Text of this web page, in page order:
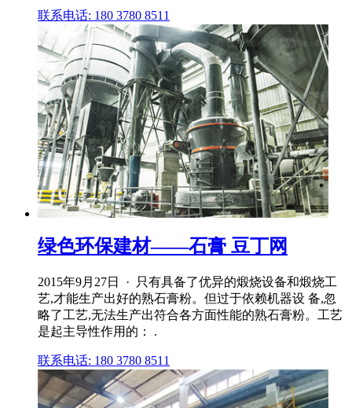
联系电话: 180 3780 8511
绿色环保建材——石膏 豆丁网
2015年9月27日 · 只有具备了优异的煅烧设备和煅烧工
艺,才能生产出好的熟石膏粉。但过于依赖机器设 备,忽
略了工艺,无法生产出符合各方面性能的熟石膏粉。工艺
是起主导性作用的： .
联系电话: 180 3780 8511